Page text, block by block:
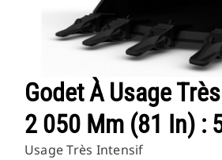
Godet À Usage
2 050 Mm (81 In) :
Usage Très Intensif